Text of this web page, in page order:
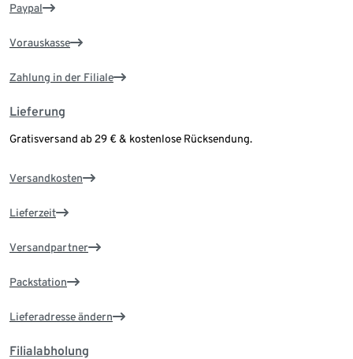
Paypal
Vorauskasse
Zahlung in der Filiale
Lieferung
Gratisversand ab 29 € & kostenlose Rücksendung.
Versandkosten
Lieferzeit
Versandpartner
Packstation
Lieferadresse ändern
Filialabholung